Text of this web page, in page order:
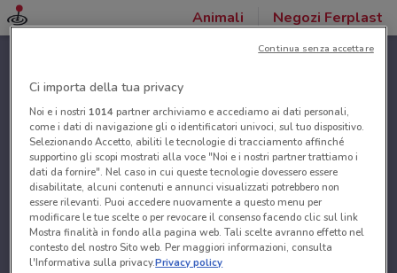
Animali Negozi Ferplast
Ci importa della tua privacy
Noi e i nostri 1014partner archiviamo e accediamo ai dati personali,
come i dati di navigazione gli o identificatori univoci, sul tuo dispositivo.
Selezionando Accetto, abiliti le tecnologie di tracciamento affinché
supportino gli scopi mostrati alla voce "Noi e i nostri partner trattiamo i
dati da fornire". Nel caso in cui queste tecnologie dovessero essere
disabilitate, alcuni contenuti e annunci visualizzati potrebbero non
essere rilevanti. Puoi accedere nuovamente a questo menu per
modificare le tue scelte o per revocare il consenso facendo clic sul link
Mostra finalità in fondo alla pagina web. Tali scelte avranno effetto nel
contesto del nostro Sito web. Per maggiori informazioni, consulta
l'Informativa sulla privacy.Privacy policy
Continua senza accettare